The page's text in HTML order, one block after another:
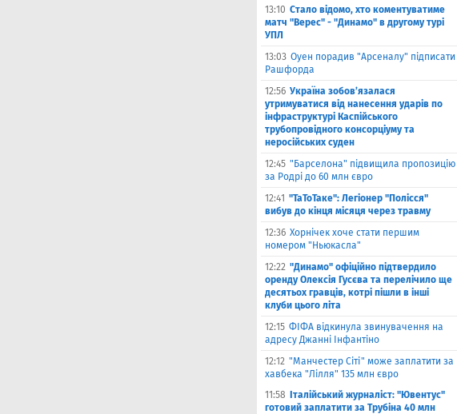
13:10 Стало відомо, хто коментуватиме
матч "Верес" - "Динамо" в другому турі
УПЛ
13:03 Оуен порадив "Арсеналу" підписати
Рашфорда
12:56 Україна зобов’язалася
утримуватися від нанесення ударів по
інфраструктурі Каспійського
трубопровідного консорціуму та
неросійських суден
12:45 "Барселона" підвищила пропозицію
за Родрі до 60 млн євро
12:41 "ТаТоТаке": Легіонер "Полісся"
вибув до кінця місяця через травму
12:36 Хорнічек хоче стати першим
номером "Ньюкасла"
12:22 "Динамо" офіційно підтвердило
оренду Олексія Гусєва та перелічило ще
десятьох гравців, котрі пішли в інші
клуби цього літа
12:15 ФІФА відкинула звинувачення на
адресу Джанні Інфантіно
12:12 "Манчестер Сіті" може заплатити за
хавбека "Лілля" 135 млн євро
11:58
Італійський журналіст: "Ювентус"
готовий заплатити за Трубіна 40 млн